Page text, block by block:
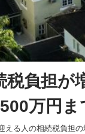
税負担が
万円ま
える人の相続税負担